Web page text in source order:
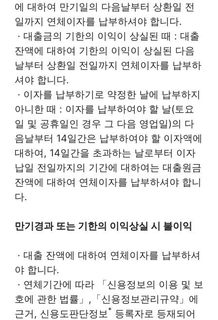
에 대하여 만기일의 다음날부터 상환일 전
일까지 연체이자를 납부하셔야 합니다.
· 대출금의 기한의 이익이 상실된 때 : 대출
잔액에 대하여 기한의 이익이 상실된 다음
날부터 상환일 전일까지 연체이자를 납부하
셔야 합니다.
· 이자를 납부하기로 약정한 날에 납부하지
아니한 때 : 이자를 납부하여야 할 날(토요
일 및 공휴일인 경우 그 다음 영업일)의 다
음날부터 14일간은 납부하여야 할 이자액에
대하여, 14일간을 초과하는 날로부터 이자
납일 전일까지의 기간에 대하여는 대출원금
잔액에 대하여 연체이자를 납부하셔야 합니
다.
만기경과 또는 기한의 이익상실 시 불이익
· 대출 잔액에 대하여 연체이자를 납부하셔
야 합니다.
· 연체기간에 따라 「신용정보의 이용 및 보
호에 관한 법률」,「신용정보관리규약」에
근거, 신용도판단정보 * 등록자로 등재되어